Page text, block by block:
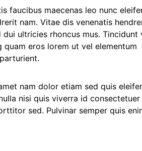
faucibus maecenas leo nunc
nam. Vitae dis venenatis
ultricies rhoncus mus. Tincidunt
quam eros lorem ut vel elementum
nam dolor etiam sed quis
nisi quis viverra id consectetuer
sed. Pulvinar semper quis